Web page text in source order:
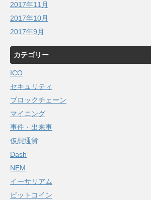
2017年11月
2017年10月
2017年9月
カテゴリー
ICO
セキュリティ
ブロックチェーン
マイニング
事件・出来事
仮想通貨
Dash
NEM
イーサリアム
ビットコイン